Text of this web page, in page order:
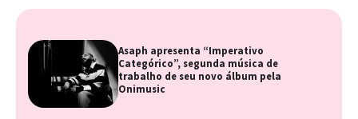
Asaph apresenta “Imperativo
Categórico”, segunda música de
trabalho de seu novo álbum pela
Onimusic